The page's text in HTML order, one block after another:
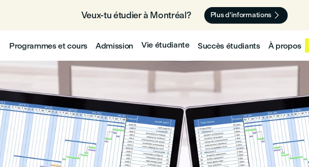
Veux-tu étudier à Montréal? 🇨🇦 Plus d'informations 
Programmes et cours Admission Vie étudiante Succès étudiants À propos